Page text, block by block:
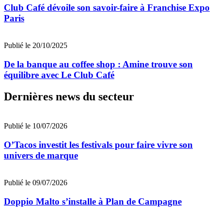
Club Café dévoile son savoir-faire à Franchise Expo
Paris
Publié le 20/10/2025
De la banque au coffee shop : Amine trouve son
équilibre avec Le Club Café
Dernières news du secteur
Publié le 10/07/2026
O’Tacos investit les festivals pour faire vivre son
univers de marque
Publié le 09/07/2026
Doppio Malto s’installe à Plan de Campagne